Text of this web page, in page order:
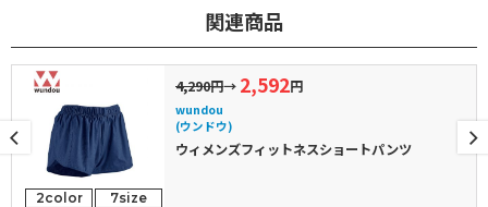
関連商品
2color 7size
4,290円→ 2,592円
wundou
(ウンドウ)
ウィメンズフィットネスショートパンツ